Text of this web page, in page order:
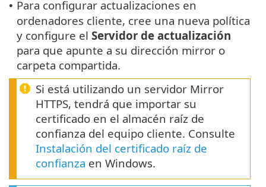
• Para configurar actualizaciones en
ordenadores cliente, cree una nueva política
y configure el Servidor de actualización
para que apunte a su dirección mirror o
carpeta compartida.
Si está utilizando un servidor Mirror
HTTPS, tendrá que importar su
certificado en el almacén raíz de
confianza del equipo cliente. Consulte
Instalación del certificado raíz de
confianza en Windows.